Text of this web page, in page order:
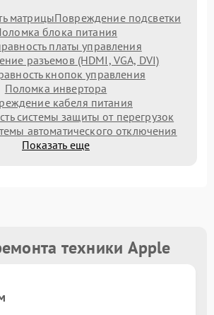
матрицыПовреждение подсветки
блока питания
платы управления
разъемов (HDMI, VGA, DVI)
кнопок управления
Поломка инвертора
кабеля питания
системы защиты от перегрузок
автоматического отключения
Показать еще
техники Apple